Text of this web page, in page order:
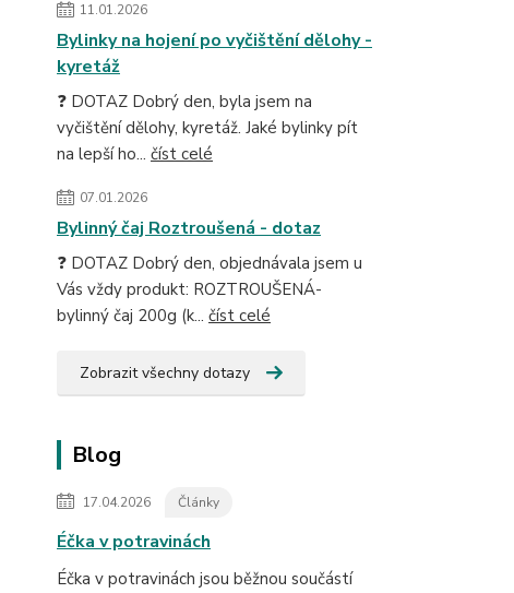
11.01.2026
Bylinky na hojení po vyčištění dělohy -
kyretáž
❓ DOTAZ Dobrý den, byla jsem na
vyčištění dělohy, kyretáž. Jaké bylinky pít
na lepší ho... číst celé
07.01.2026
Bylinný čaj Roztroušená - dotaz
❓ DOTAZ Dobrý den, objednávala jsem u
Vás vždy produkt: ROZTROUŠENÁ-
bylinný čaj 200g (k... číst celé
Zobrazit všechny dotazy
Blog
17.04.2026 Články
Éčka v potravinách
Éčka v potravinách jsou běžnou součástí